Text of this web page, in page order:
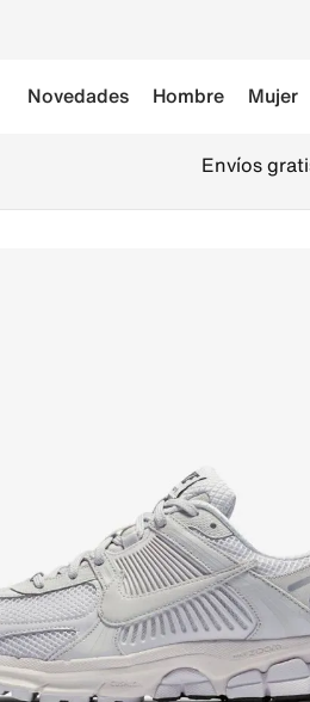
Novedades Hombre Mujer
Envíos gratis por compras